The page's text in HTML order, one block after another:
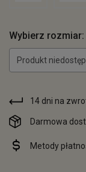
Wybierz rozmiar:
Produkt
14 dni na
Darmowa
Metody